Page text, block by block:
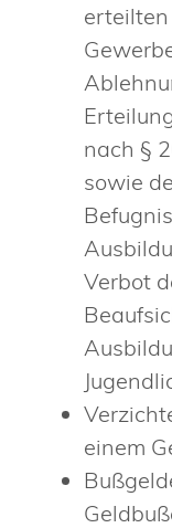
erteilten
nach §
sowie
Verbot
einem